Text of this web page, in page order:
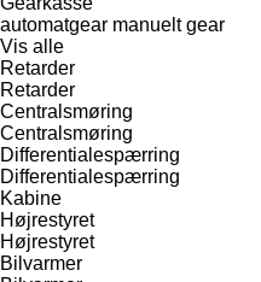
automatgear manuelt gear
Vis alle
Retarder
Retarder
Centralsmøring
Centralsmøring
Differentialespærring
Differentialespærring
Kabine
Højrestyret
Højrestyret
Bilvarmer